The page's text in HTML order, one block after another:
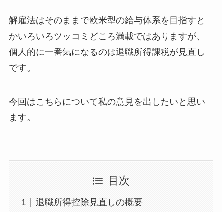
解雇法はそのままで欧米型の給与体系を目指すと
かいろいろツッコミどころ満載ではありますが、
個人的に一番気になるのは退職所得課税が見直し
です。
今回はこちらについて私の意見を出したいと思い
ます。
目次
退職所得控除見直しの概要